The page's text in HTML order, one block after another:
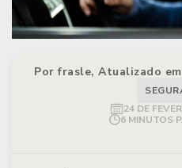
Por frasle, Atualizado
24 DE
6 MINUTOS